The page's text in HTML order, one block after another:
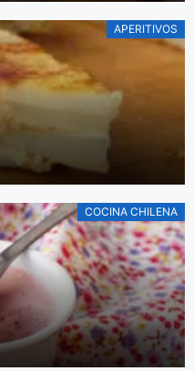
APERITIVOS
COCINA CHILENA